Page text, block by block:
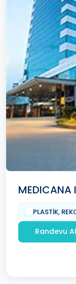
MEDICANA
PLASTİK,
Randevu Al